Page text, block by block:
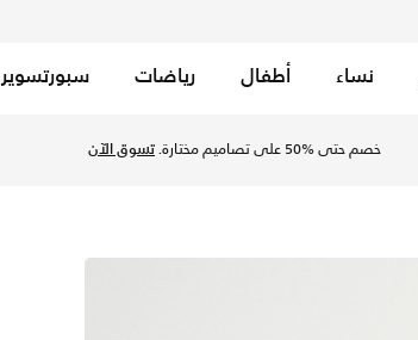
نساء أطفال رياضات سبورتسوير
خصم حتى %50 على تصاميم مختارة. تسوق الآن